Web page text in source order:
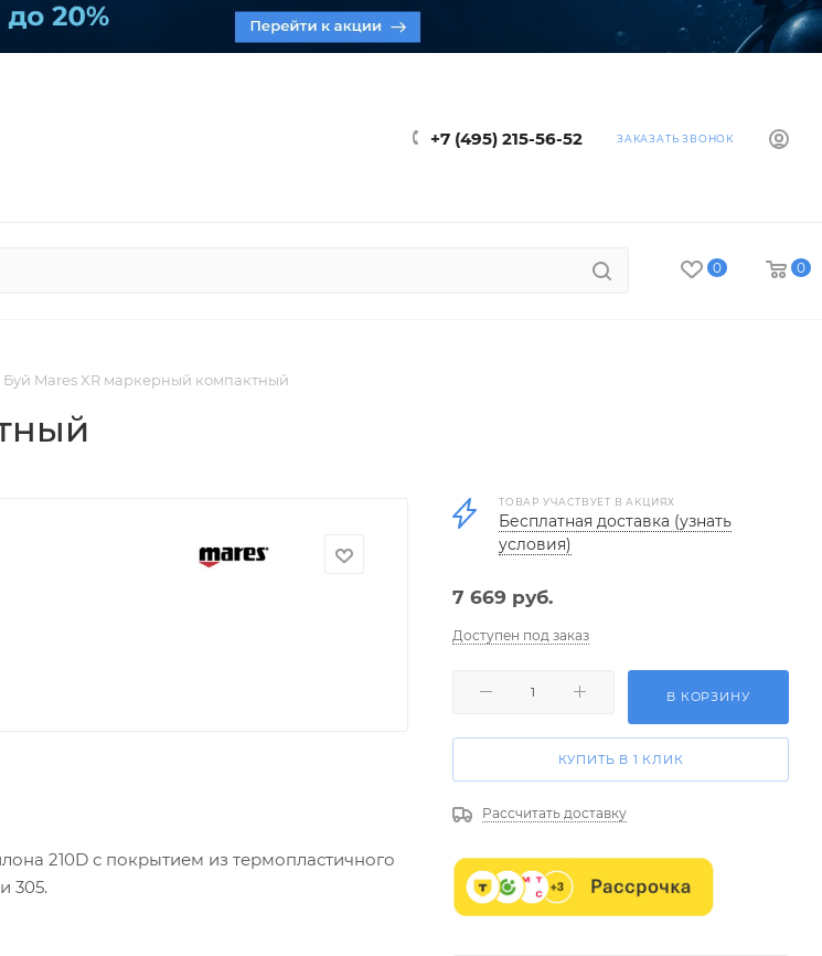
+7 (495) 215-56-52 ЗАКАЗАТЬ ЗВОНОК
0 0
Буй Mares XR маркерный компактный
210D с покрытием из термопластичного
305.
ТОВАР УЧАСТВУЕТ В АКЦИЯХ
Бесплатная доставка (узнать
условия)
7 669 руб.
Доступен под заказ
В КОРЗИНУ
КУПИТЬ В 1 КЛИК
Рассчитать доставку